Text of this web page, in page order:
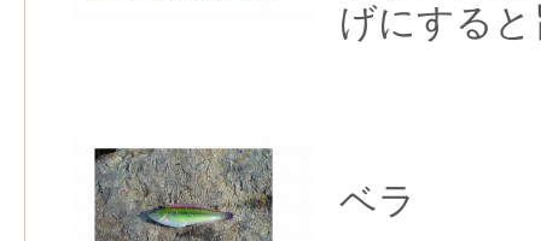
げにする
ベラ